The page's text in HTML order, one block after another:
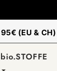
95€ (EU & CH)
bio.STOFFE